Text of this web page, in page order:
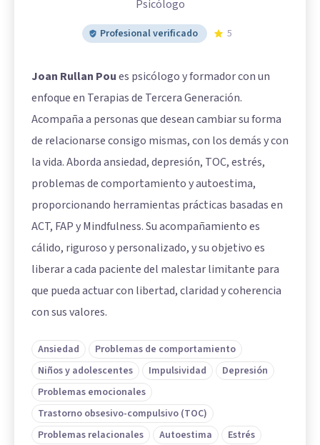
Psicólogo
Profesional verificado 5
Joan Rullan Poues psicólogo y formador con un
enfoque en Terapias de Tercera Generación.
Acompaña a personas que desean cambiar su forma
de relacionarse consigo mismas, con los demás y con
la vida. Aborda ansiedad, depresión, TOC, estrés,
problemas de comportamiento y autoestima,
proporcionando herramientas prácticas basadas en
ACT, FAP y Mindfulness. Su acompañamiento es
cálido, riguroso y personalizado, y su objetivo es
liberar a cada paciente del malestar limitante para
que pueda actuar con libertad, claridad y coherencia
con sus valores.
Ansiedad
Problemas de comportamiento
Niños y adolescentes
Impulsividad
Depresión
Problemas emocionales
Trastorno obsesivo-compulsivo (TOC)
Problemas relacionales
Autoestima Estrés